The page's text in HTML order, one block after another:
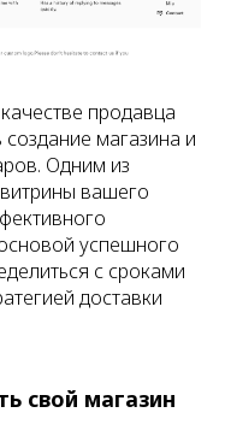
продавца
магазина и
Одним из
вашего
успешного
с сроками
доставки
свой магазин